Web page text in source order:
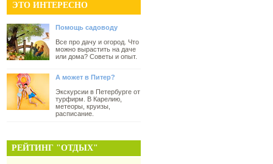
ЭТО ИНТЕРЕСНО
Помощь садоводу
Все про дачу и огород. Что
можно вырастить на даче
или дома? Советы и опыт.
А может в Питер?
Экскурсии в Петербурге от
турфирм. В Карелию,
метеоры, круизы,
расписание.
РЕЙТИНГ "ОТДЫХ"